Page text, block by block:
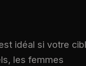
idéal si votre
les femmes